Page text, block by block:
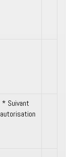
* Suivant
autorisation